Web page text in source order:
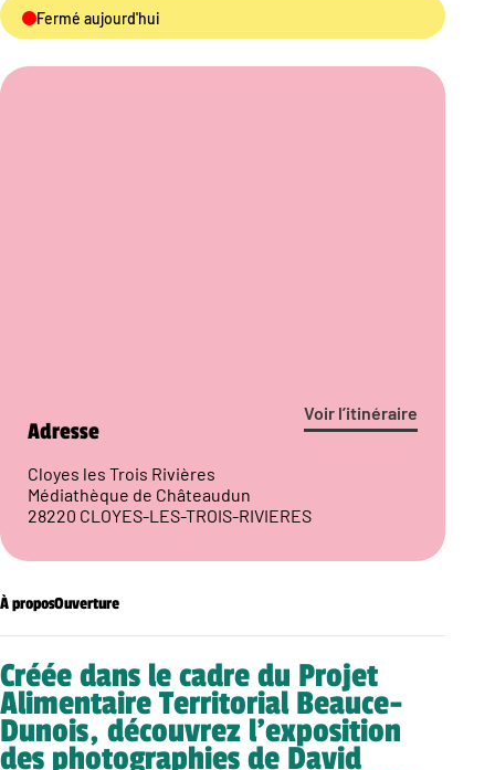
Fermé aujourd'hui
Voir l’itinéraire
Adresse
Cloyes les Trois Rivières
Médiathèque de Châteaudun
28220 CLOYES-LES-TROIS-RIVIERES
À proposOuverture
Créée dans le cadre du Projet
Alimentaire Territorial Beauce-
Dunois, découvrez l’exposition
des photographies de David